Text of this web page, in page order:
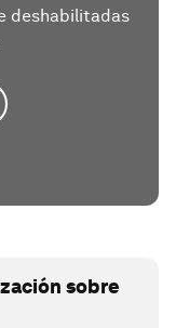
deshabilitadas
sobre